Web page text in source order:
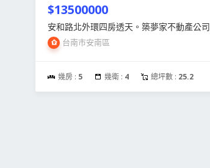
$13500000
安和路北外環四房透天。築夢家不動產公司
台南市安南區
幾房 : 5 幾衛 : 4 總坪數 : 25.2